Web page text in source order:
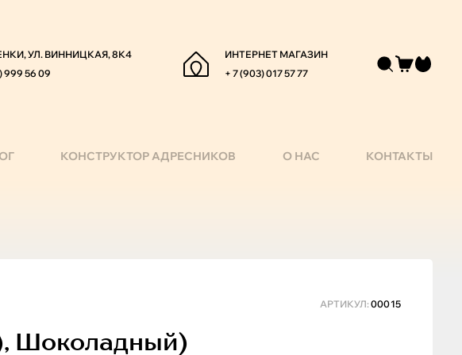
УЛ. ВИННИЦКАЯ, 8К4
999 56 09
ИНТЕРНЕТ МАГАЗИН
+ 7 (903) 017 57 77
КОНСТРУКТОР АДРЕСНИКОВ О НАС КОНТАКТЫ
АРТИКУЛ: 00015
Шоколадный)